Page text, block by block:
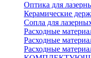
Оптика для
Керамические
Сопла для
Расходные
Расходные
Расходные